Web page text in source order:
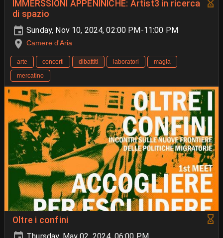
IMMERSSIONI APPENINICHE: Artist3 in ricerca
di spazio
Sunday, Nov 10, 2024, 02:00 PM-11:00 PM
Camere d'Aria
arte concerti dibattiti laboratori
magia
mercatino
Oltre i confini
Thursday, May 02, 2024, 06:00 PM